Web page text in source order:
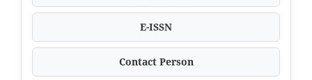
E-ISSN
Contact Person